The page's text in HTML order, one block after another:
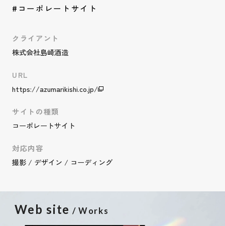
#コーポレートサイト
クライアント
株式会社島崎酒造
URL
https://azumarikishi.co.jp/
サイトの種類
コーポレートサイト
対応内容
撮影 / デザイン / コーディング
Web site / Works